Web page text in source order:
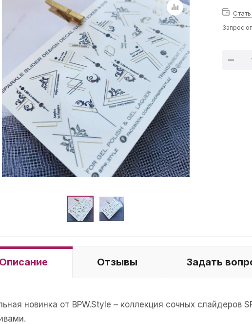
Запрос
Описание Отзывы Задать
новинка от BPW.Style – коллекция сочных слайдеров